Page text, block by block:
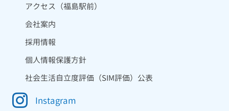
アクセス（福島駅前）
会社案内
採用情報
個人情報保護方針
社会生活自立度評価（SIM評価）公表
Instagram